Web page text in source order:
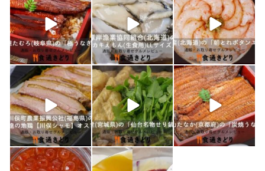
1月 10 1月 9 1月 8
shokutuu_kidori
1月 7
shokutuu_kidori
1月 5
shokutuu_kidori
12月 30
shokutuu_kidori shokutuu_kidori